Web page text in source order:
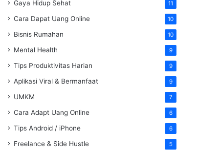
Gaya Hidup Sehat 11
Cara Dapat Uang Online 10
Bisnis Rumahan 10
Mental Health 9
Tips Produktivitas Harian 9
Aplikasi Viral & Bermanfaat 9
UMKM 7
Cara Adapt Uang Online 6
Tips Android / iPhone 6
Freelance & Side Hustle 5